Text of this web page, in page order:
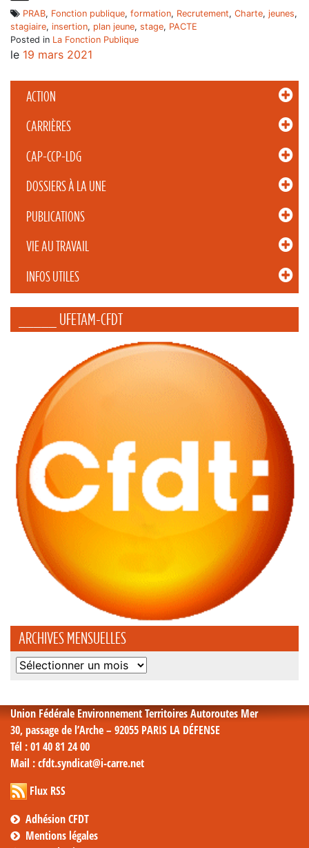
ACTION
CARRIÈRES
CAP-CCP-LDG
DOSSIERS À LA UNE
PUBLICATIONS
VIE AU TRAVAIL
INFOS UTILES
_____ UFETAM-CFDT
ARCHIVES MENSUELLES
Archives
PRAB, Fonction publique, formation, Recrutement, Charte, jeunes,
stagiaire, insertion, plan jeune, stage, PACTE
Posted in La Fonction Publique
le 19 mars 2021
Union Fédérale Environnement Territoires Autoroutes Mer
30, passage de l’Arche – 92055 PARIS LA DÉFENSE
Tél : 01 40 81 24 00
Mail : cfdt.syndicat@i-carre.net
Flux RSS
Adhésion CFDT
Mentions légales